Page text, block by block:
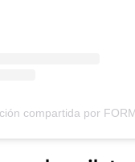
compartida por